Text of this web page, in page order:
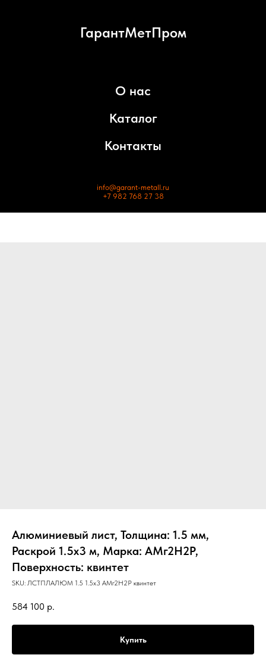
ГарантМетПром
О нас
Каталог
Контакты
info@garant-metall.ru
+7 982 768 27 38
Алюминиевый лист, Толщина: 1.5 мм,
Раскрой 1.5х3 м, Марка: АМг2Н2Р,
Поверхность: квинтет
SKU: ЛСТПЛАЛЮМ 1.5 1.5х3 АМг2Н2Р квинтет
584 100 р.
Купить